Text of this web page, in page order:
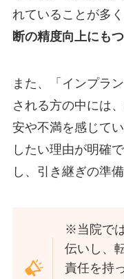
れていることが多く
断の精度向上にも
また、「インプラ
される方の中には
安や不満を感じて
したい理由が明確
し、引き継ぎの準
※当院で
伝いし、
責任を持